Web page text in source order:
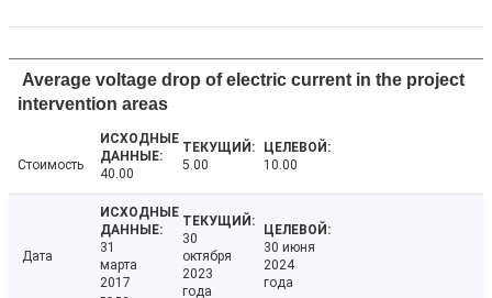
Average voltage drop of electric current in the project
intervention areas
Стоимость
40.00
5.00 10.00
Дата
31
марта
2017
30
октября
2023
года
30 июня
2024
года